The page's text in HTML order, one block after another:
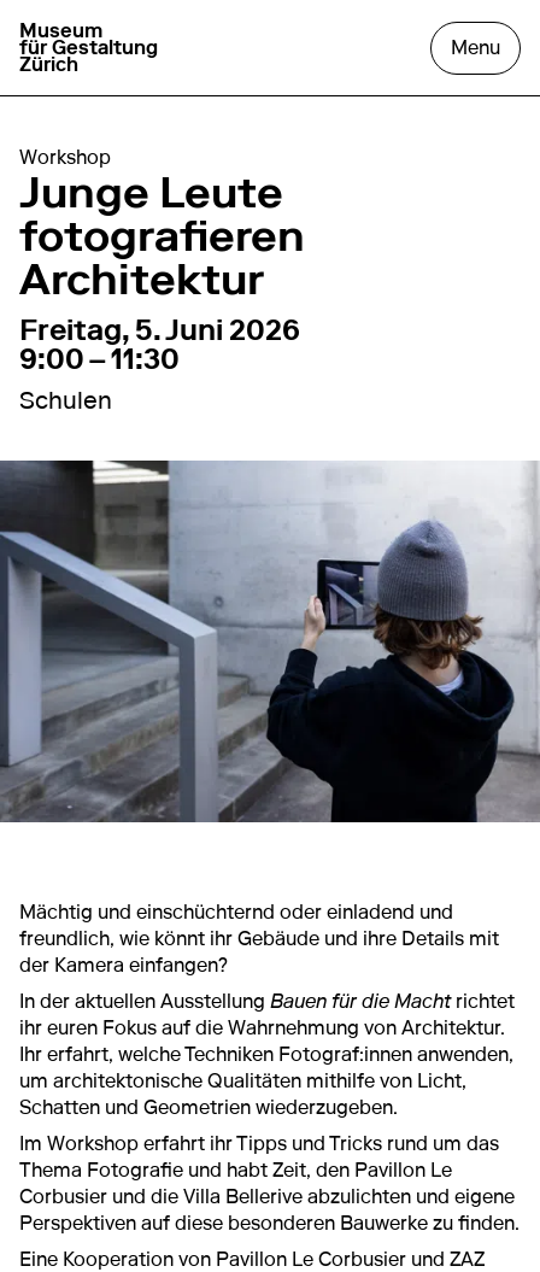
go to homepage
Museum
für Gestaltung
Zürich
Menu
Workshop
Junge Leute
fotografieren
Architektur
5. Juni 20269:00 – 11:30
Freitag, 5. Juni 2026
9:00 – 11:30
Schulen
Mächtig und einschüchternd oder einladend und
freundlich, wie könnt ihr Gebäude und ihre Details mit
der Kamera einfangen?
In der aktuellen Ausstellung Bauen für die Machtrichtet
ihr euren Fokus auf die Wahrnehmung von Architektur.
Ihr erfahrt, welche Techniken Fotograf:innen anwenden,
um architektonische Qualitäten mithilfe von Licht,
Schatten und Geometrien wiederzugeben.
Im Workshop erfahrt ihr Tipps und Tricks rund um das
Thema Fotografie und habt Zeit, den Pavillon Le
Corbusier und die Villa Bellerive abzulichten und eigene
Perspektiven auf diese besonderen Bauwerke zu finden.
Eine Kooperation von Pavillon Le Corbusier und ZAZ